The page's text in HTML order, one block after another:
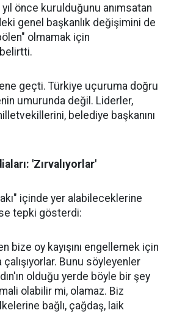
önce kurulduğunu anımsatan
genel başkanlık değişimini de
olmamak için
geçti. Türkiye uçuruma doğru
umurunda değil. Liderler,
belediye başkanını
'Zırvalıyorlar'
içinde yer alabileceklerine
tepki gösterdi:
bize oy kayışını engellemek için
Bunu söyleyenler
olduğu yerde böyle bir şey
olabilir mi, olamaz. Biz
bağlı, çağdaş, laik